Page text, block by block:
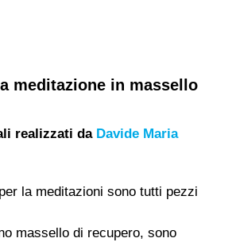
meditazione in massello
realizzati da Davide Maria
la meditazioni sono tutti pezzi
massello di recupero, sono